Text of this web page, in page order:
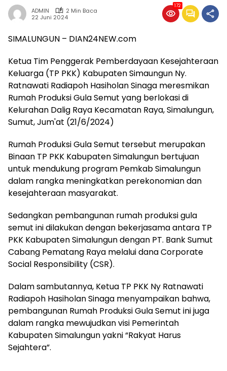
ADMIN
2 Min Baca
22 Juni 2024
172
SIMALUNGUN – DIAN24NEW.com
Ketua Tim Penggerak Pemberdayaan Kesejahteraan
Keluarga (TP PKK) Kabupaten Simaungun Ny.
Ratnawati Radiapoh Hasiholan Sinaga meresmikan
Rumah Produksi Gula Semut yang berlokasi di
Kelurahan Dalig Raya Kecamatan Raya, Simalungun,
Sumut, Jum'at (21/6/2024)
Rumah Produksi Gula Semut tersebut merupakan
Binaan TP PKK Kabupaten Simalungun bertujuan
untuk mendukung program Pemkab Simalungun
dalam rangka meningkatkan perekonomian dan
kesejahteraan masyarakat.
Sedangkan pembangunan rumah produksi gula
semut ini dilakukan dengan bekerjasama antara TP
PKK Kabupaten Simalungun dengan PT. Bank Sumut
Cabang Pematang Raya melalui dana Corporate
Social Responsibility (CSR).
Dalam sambutannya, Ketua TP PKK Ny Ratnawati
Radiapoh Hasiholan Sinaga menyampaikan bahwa,
pembangunan Rumah Produksi Gula Semut ini juga
dalam rangka mewujudkan visi Pemerintah
Kabupaten Simalungun yakni “Rakyat Harus
Sejahtera”.